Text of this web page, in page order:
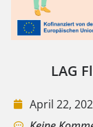
LAG
April 22,